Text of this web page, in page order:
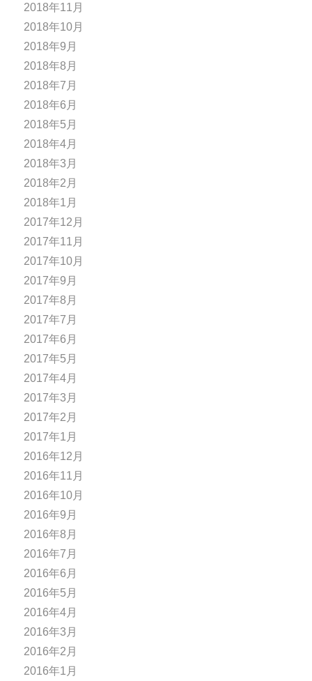
2018年11月
2018年10月
2018年9月
2018年8月
2018年7月
2018年6月
2018年5月
2018年4月
2018年3月
2018年2月
2018年1月
2017年12月
2017年11月
2017年10月
2017年9月
2017年8月
2017年7月
2017年6月
2017年5月
2017年4月
2017年3月
2017年2月
2017年1月
2016年12月
2016年11月
2016年10月
2016年9月
2016年8月
2016年7月
2016年6月
2016年5月
2016年4月
2016年3月
2016年2月
2016年1月